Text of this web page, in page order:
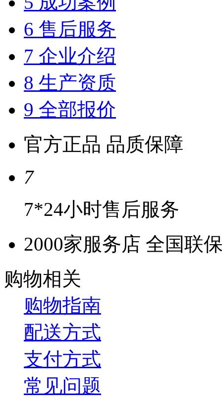
6 售后服务
7 企业介绍
8 生产资质
9 全部报价
官方正品 品质保障
7
7*24小时售后服务
2000家服务店 全国联
购物相关
购物指南
配送方式
支付方式
常见问题